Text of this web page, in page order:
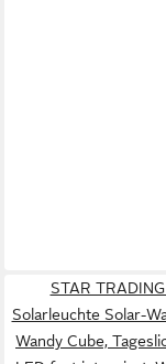
STAR
Solarleuchte Solar-
Wandy Cube,